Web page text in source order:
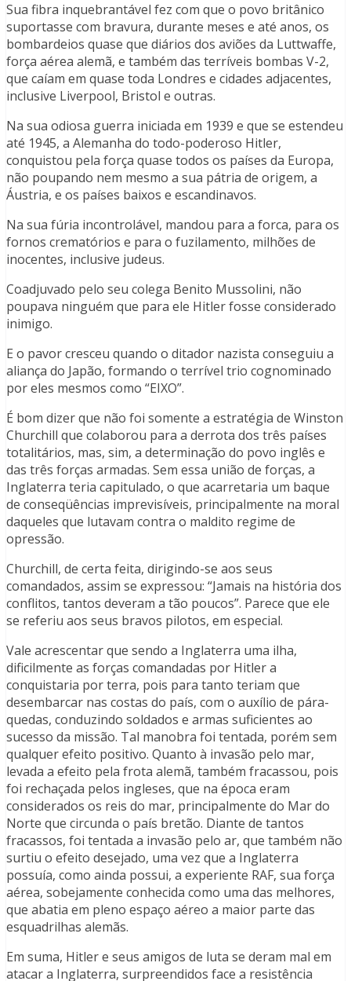
Sua fibra inquebrantável fez com que o povo britânico
suportasse com bravura, durante meses e até anos, os
bombardeios quase que diários dos aviões da Luttwaffe,
força aérea alemã, e também das terríveis bombas V-2,
que caíam em quase toda Londres e cidades adjacentes,
inclusive Liverpool, Bristol e outras.
Na sua odiosa guerra iniciada em 1939 e que se estendeu
até 1945, a Alemanha do todo-poderoso Hitler,
conquistou pela força quase todos os países da Europa,
não poupando nem mesmo a sua pátria de origem, a
Áustria, e os países baixos e escandinavos.
Na sua fúria incontrolável, mandou para a forca, para os
fornos crematórios e para o fuzilamento, milhões de
inocentes, inclusive judeus.
Coadjuvado pelo seu colega Benito Mussolini, não
poupava ninguém que para ele Hitler fosse considerado
inimigo.
E o pavor cresceu quando o ditador nazista conseguiu a
aliança do Japão, formando o terrível trio cognominado
por eles mesmos como “EIXO”.
É bom dizer que não foi somente a estratégia de Winston
Churchill que colaborou para a derrota dos três países
totalitários, mas, sim, a determinação do povo inglês e
das três forças armadas. Sem essa união de forças, a
Inglaterra teria capitulado, o que acarretaria um baque
de conseqüências imprevisíveis, principalmente na moral
daqueles que lutavam contra o maldito regime de
opressão.
Churchill, de certa feita, dirigindo-se aos seus
comandados, assim se expressou: “Jamais na história dos
conflitos, tantos deveram a tão poucos”. Parece que ele
se referiu aos seus bravos pilotos, em especial.
Vale acrescentar que sendo a Inglaterra uma ilha,
dificilmente as forças comandadas por Hitler a
conquistaria por terra, pois para tanto teriam que
desembarcar nas costas do país, com o auxílio de pára-
quedas, conduzindo soldados e armas suficientes ao
sucesso da missão. Tal manobra foi tentada, porém sem
qualquer efeito positivo. Quanto à invasão pelo mar,
levada a efeito pela frota alemã, também fracassou, pois
foi rechaçada pelos ingleses, que na época eram
considerados os reis do mar, principalmente do Mar do
Norte que circunda o país bretão. Diante de tantos
fracassos, foi tentada a invasão pelo ar, que também não
surtiu o efeito desejado, uma vez que a Inglaterra
possuía, como ainda possui, a experiente RAF, sua força
aérea, sobejamente conhecida como uma das melhores,
que abatia em pleno espaço aéreo a maior parte das
esquadrilhas alemãs.
Em suma, Hitler e seus amigos de luta se deram mal em
atacar a Inglaterra, surpreendidos face a resistência